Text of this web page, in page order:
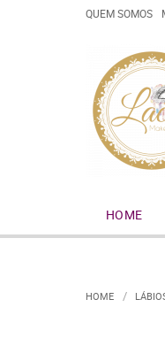
QUEM SOMOS
HOME
HOME